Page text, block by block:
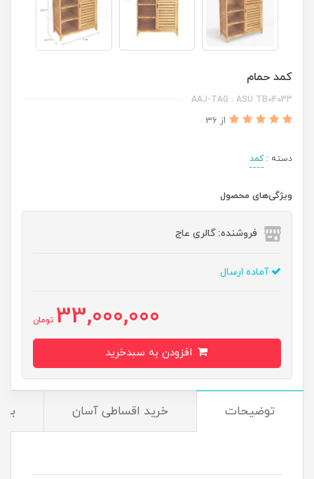
کمد حمام
AAJ-TAG : ASU TB04033
از 36
دسته :کمد
ویژگی‌های محصول
فروشنده: گالری عاج
آماده ارسال
33,000,000 تومان
توضیحات خرید اقساطی آسان